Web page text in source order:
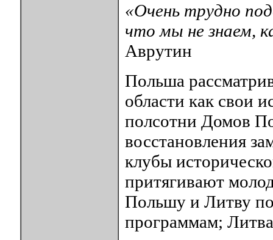
«Очень трудно
что мы не знаем,
Аврутин
Польша
области как свои
полсотни Домов
восстановления
клубы
притягивают
Польшу и Литву
программам;